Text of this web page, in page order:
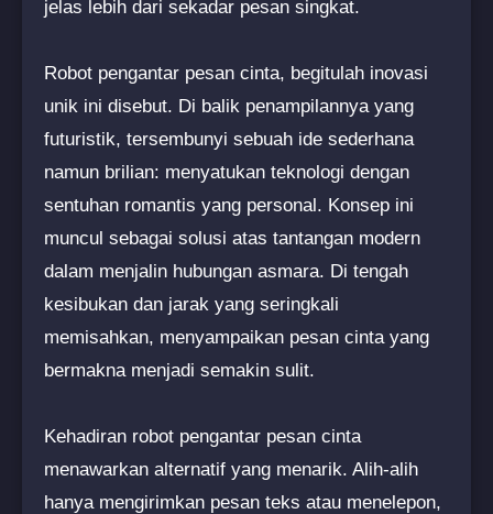
jelas lebih dari sekadar pesan singkat.
Robot pengantar pesan cinta, begitulah inovasi
unik ini disebut. Di balik penampilannya yang
futuristik, tersembunyi sebuah ide sederhana
namun brilian: menyatukan teknologi dengan
sentuhan romantis yang personal. Konsep ini
muncul sebagai solusi atas tantangan modern
dalam menjalin hubungan asmara. Di tengah
kesibukan dan jarak yang seringkali
memisahkan, menyampaikan pesan cinta yang
bermakna menjadi semakin sulit.
Kehadiran robot pengantar pesan cinta
menawarkan alternatif yang menarik. Alih-alih
hanya mengirimkan pesan teks atau menelepon,